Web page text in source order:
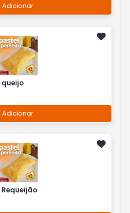
Adicionar
queijo
Adicionar
Requeijão